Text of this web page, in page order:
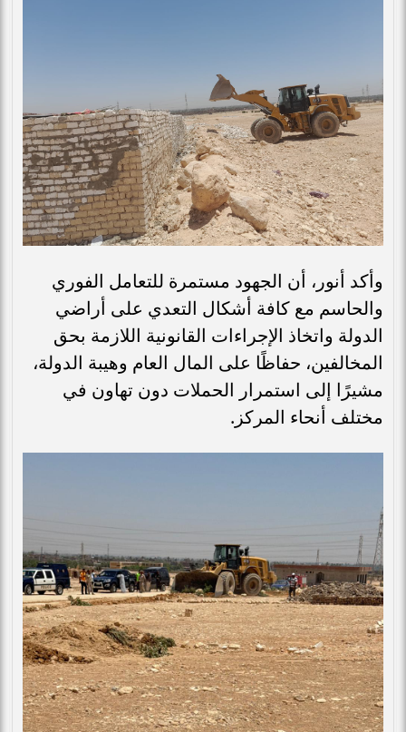
وأكد أنور، أن الجهود مستمرة للتعامل الفوري
والحاسم مع كافة أشكال التعدي على أراضي
الدولة واتخاذ الإجراءات القانونية اللازمة بحق
المخالفين، حفاظًا على المال العام وهيبة الدولة،
مشيرًا إلى استمرار الحملات دون تهاون في
مختلف أنحاء المركز.